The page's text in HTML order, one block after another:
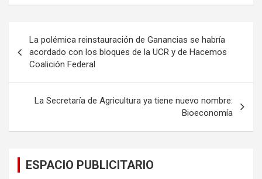
ce
o
o
k
tt
er
ail at
A
p
de
entradas
La polémica reinstauración de Ganancias se habría
acordado con los bloques de la UCR y de Hacemos
Coalición Federal
La Secretaría de Agricultura ya tiene nuevo nombre:
Bioeconomía
ESPACIO PUBLICITARIO